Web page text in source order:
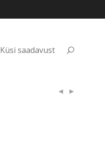
Küsi saadavust